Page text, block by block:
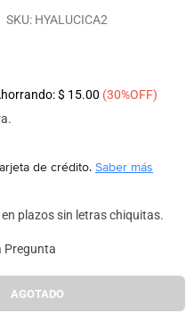
SKU: HYALUCICA2
$ 15.00 (30%OFF)
de crédito.Saber más
Pregunta
AGOTADO